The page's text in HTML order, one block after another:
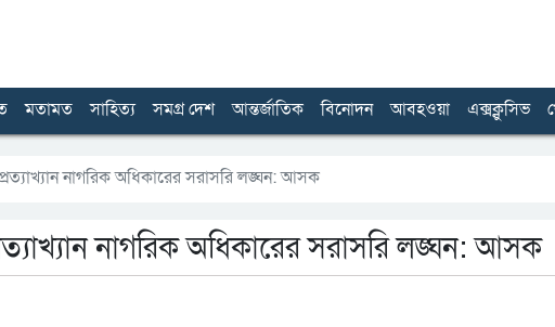
মতামত সাহিত্য সমগ্র দেশ আন্তর্জাতিক বিনোদন আবহওয়া এক্সক্লুসিভ
নাগরিক অধিকারের সরাসরি লঙ্ঘন: আসক
নাগরিক অধিকারের সরাসরি লঙ্ঘন: আসক